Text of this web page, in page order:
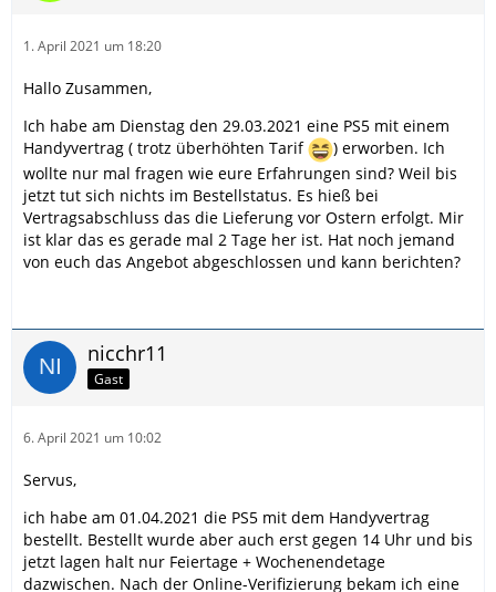
1. April 2021 um 18:20
Hallo Zusammen,
Ich habe am Dienstag den 29.03.2021 eine PS5 mit einem
Handyvertrag ( trotz überhöhten Tarif
) erworben. Ich
wollte nur mal fragen wie eure Erfahrungen sind? Weil bis
jetzt tut sich nichts im Bestellstatus. Es hieß bei
Vertragsabschluss das die Lieferung vor Ostern erfolgt. Mir
ist klar das es gerade mal 2 Tage her ist. Hat noch jemand
von euch das Angebot abgeschlossen und kann berichten?
nicchr11
Gast
6. April 2021 um 10:02
Servus,
ich habe am 01.04.2021 die PS5 mit dem Handyvertrag
bestellt. Bestellt wurde aber auch erst gegen 14 Uhr und bis
jetzt lagen halt nur Feiertage + Wochenendetage
dazwischen. Nach der Online-Verifizierung bekam ich eine